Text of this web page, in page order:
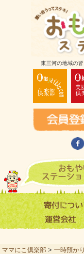
東三河の地域の
ママにこ倶楽部 > 一時預かり